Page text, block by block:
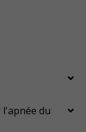
du